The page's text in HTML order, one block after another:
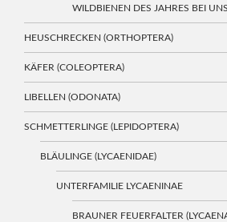
WILDBIENEN DES JAHRES BEI
HEUSCHRECKEN (ORTHOPTERA)
KÄFER (COLEOPTERA)
LIBELLEN (ODONATA)
SCHMETTERLINGE (LEPIDOPTERA)
BLÄULINGE (LYCAENIDAE)
UNTERFAMILIE LYCAENINAE
BRAUNER FEUERFALTER